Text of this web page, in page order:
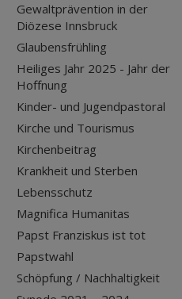
Gewaltprävention in der
Diözese Innsbruck
Glaubensfrühling
Heiliges Jahr 2025 - Jahr der
Hoffnung
Kinder- und Jugendpastoral
Kirche und Tourismus
Kirchenbeitrag
Krankheit und Sterben
Lebensschutz
Magnifica Humanitas
Papst Franziskus ist tot
Papstwahl
Schöpfung / Nachhaltigkeit